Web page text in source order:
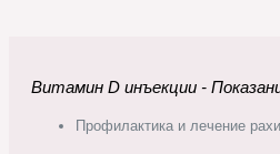
Витамин D инъекции -
Профилактика и лечение